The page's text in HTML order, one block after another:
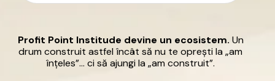
Profit Point Institude devine un ecosistem. Un
drum construit astfel încât să nu te oprești la „am
înțeles”… ci să ajungi la „am construit”.